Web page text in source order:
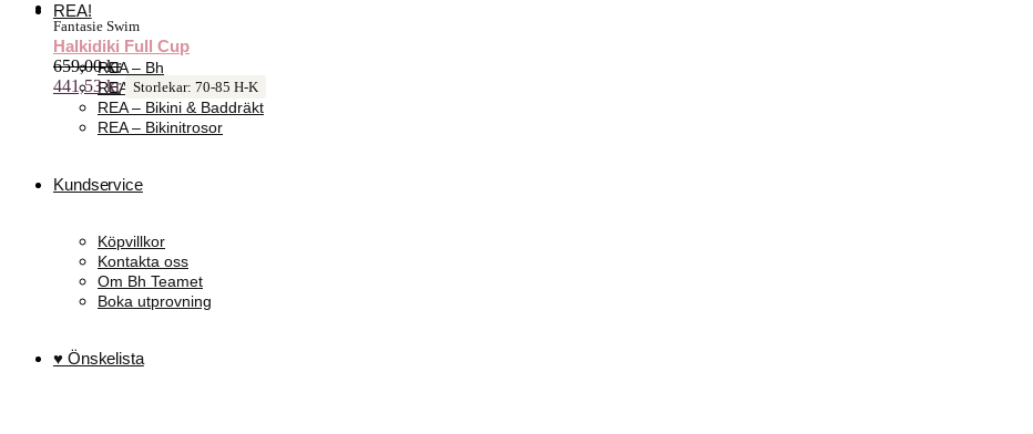
REA!
REA – Bh
REA – Trosor
REA – Bikini & Baddräkt
REA – Bikinitrosor
Kundservice
Köpvillkor
Kontakta oss
Om Bh Teamet
Boka utprovning
♥ Önskelista
Fantasie Swim
Halkidiki Full Cup
659,00kr
441,53kr Storlekar: 70-85 H-K